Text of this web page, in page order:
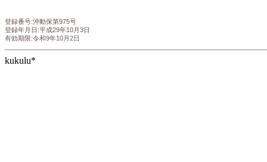
登録番号:沖動保第975号
登録年月日:平成29年10月3日
有効期限:令和9年10月2日
kukulu*